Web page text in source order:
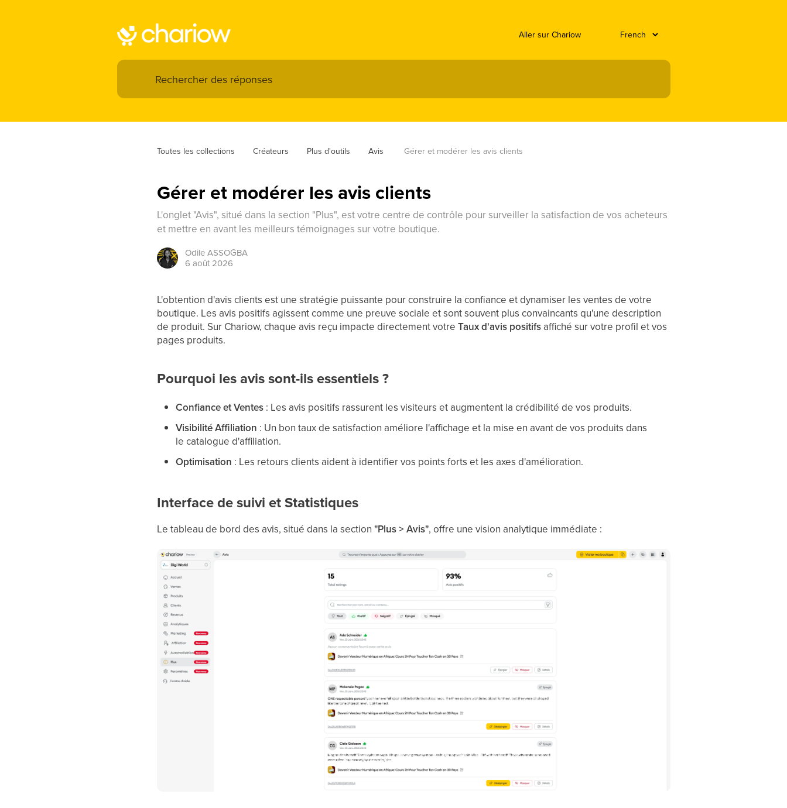
Aller sur Chariow
Toutes les collections Créateurs Plus d'outils Avis Gérer et modérer les avis clients
Gérer et modérer les avis clients
L'onglet "Avis", situé dans la section "Plus", est votre centre de contrôle pour surveiller la satisfaction de vos acheteurs
et mettre en avant les meilleurs témoignages sur votre boutique.
OdileASSOGBA
6 août 2026
L'obtention d'avis clients est une stratégie puissante pour construire la confiance et dynamiser les ventes de votre
boutique. Les avis positifs agissent comme une preuve sociale et sont souvent plus convaincants qu'une description
de produit. Sur Chariow, chaque avis reçu impacte directement votreTaux d'avis positifs affiché sur votre profil et vos
pages produits.
Pourquoi les avis sont-ils essentiels ?
Confiance et Ventes : Les avis positifs rassurent les visiteurs et augmentent la crédibilité de vos produits.
Visibilité Affiliation : Un bon taux de satisfaction améliore l'affichage et la mise en avant de vos produits dans
le catalogue d'affiliation.
Optimisation : Les retours clients aident à identifier vos points forts et les axes d'amélioration.
Interface de suivi et Statistiques
Le tableau de bord des avis, situé dans la section"Plus > Avis", offre une vision analytique immédiate :